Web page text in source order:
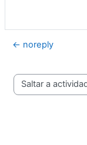
← noreply
Saltar a actividad